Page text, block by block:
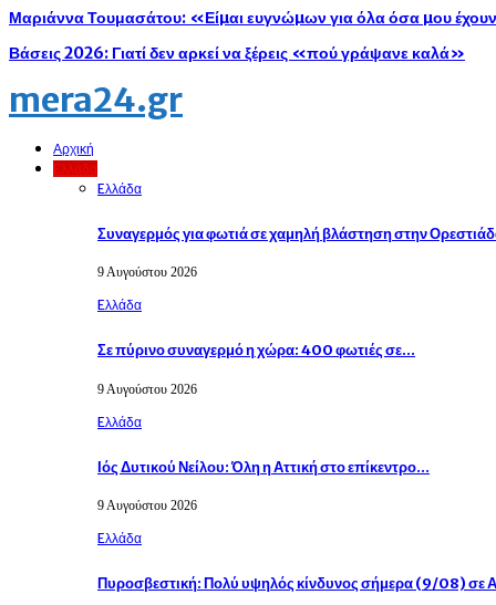
Μαριάννα Τουμασάτου: «Είµαι ευγνώµων για όλα όσα µου
Βάσεις 2026: Γιατί δεν αρκεί να ξέρεις «πού γράψανε καλά»
mera24.gr
Αρχική
Eλλάδα
Eλλάδα
Συναγερμός για φωτιά σε χαμηλή βλάστηση στην
9 Αυγούστου 2026
Eλλάδα
Σε πύρινο συναγερμό η χώρα: 400 φωτιές σε…
9 Αυγούστου 2026
Eλλάδα
Ιός Δυτικού Νείλου: Όλη η Αττική στο επίκεντρο…
9 Αυγούστου 2026
Eλλάδα
Πυροσβεστική: Πολύ υψηλός κίνδυνος σήμερα (9/08) σε